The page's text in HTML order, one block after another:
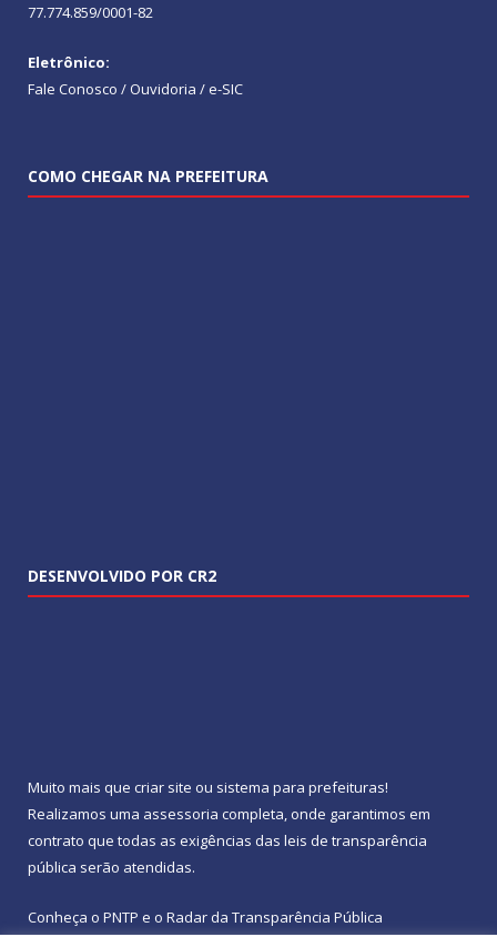
77.774.859/0001-82
Eletrônico:
Fale Conosco / Ouvidoria / e-SIC
COMO CHEGAR NA PREFEITURA
DESENVOLVIDO POR CR2
Muito mais que criar site ou sistema para prefeituras!
Realizamos uma assessoria completa, onde garantimos em
contrato que todas as exigências das leis de transparência
pública serão atendidas.
Conheça o PNTP e o Radar da Transparência Pública